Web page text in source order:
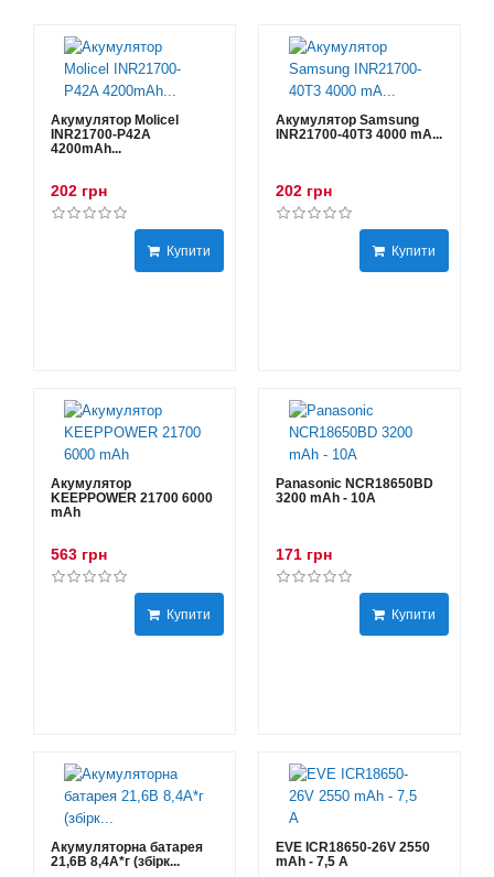
Акумулятор Molicel
INR21700-P42A
4200mAh...
202 грн
Купити
Акумулятор Samsung
INR21700-40T3 4000 mA...
202 грн
Купити
Акумулятор
KEEPPOWER 21700 6000
mAh
563 грн
Купити
Panasonic NCR18650BD
3200 mAh - 10А
171 грн
Купити
Акумуляторна батарея
21,6В 8,4A*г (збірк...
EVE ICR18650-26V 2550
mAh - 7,5 А